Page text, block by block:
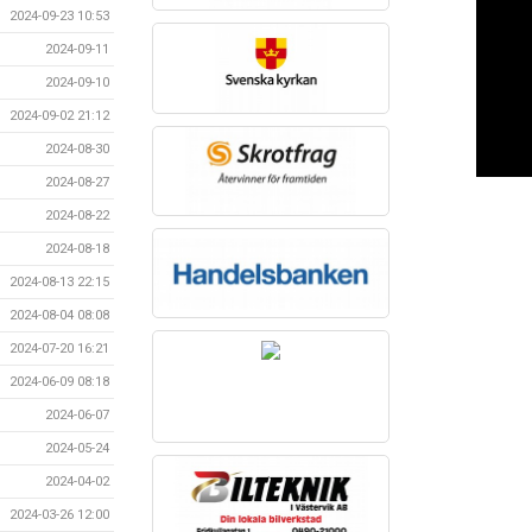
2024-09-23 10:53
2024-09-11
2024-09-10
2024-09-02 21:12
2024-08-30
2024-08-27
2024-08-22
2024-08-18
2024-08-13 22:15
2024-08-04 08:08
2024-07-20 16:21
2024-06-09 08:18
2024-06-07
2024-05-24
2024-04-02
2024-03-26 12:00